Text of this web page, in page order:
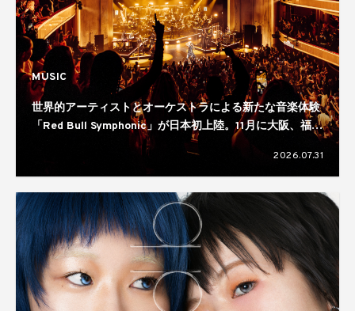
MUSIC
世界的アーティストとオーケストラによる新たな音楽体験
「Red Bull Symphonic」が日本初上陸。11月に大阪、福
岡、仙台、横浜の4都市で開催へ
2026.07.31